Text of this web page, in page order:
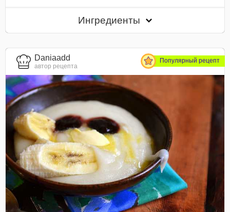
Ингредиенты
Daniaadd
автор рецепта
Популярный рецепт